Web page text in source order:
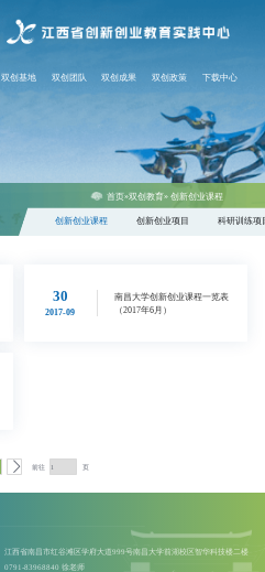
双创基地 双创团队 双创成果 双创政策 下载中心
首页»双创教育» 创新创业课程
创新创业课程 创新创业项目 科研训练项
30
2017-09
南昌大学创新创业课程一览表
（2017年6月）
前往 页
江西省南昌市红谷滩区学府大道999号南昌大学前湖校区智华科技楼二楼
0791-83968840 徐老师